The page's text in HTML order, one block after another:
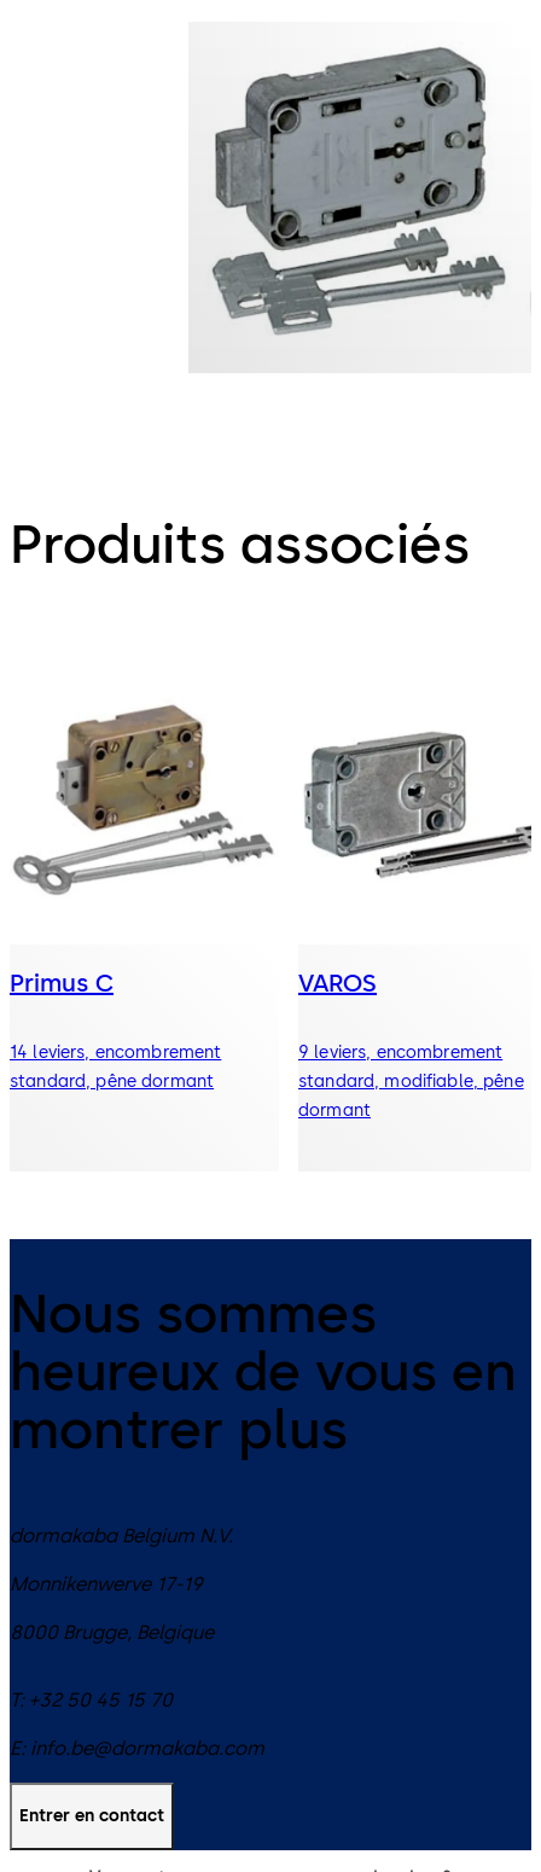
Produits associés
Primus C
14 leviers, encombrement
standard, pêne dormant
VAROS
9 leviers, encombrement
standard, modifiable, pêne
dormant
Nous sommes
heureux de vous en
montrer plus
dormakaba Belgium N.V.
Monnikenwerve 17-19
8000 Brugge, Belgique
T: +32 50 45 15 70
E: info.be@dormakaba.com
Entrer en contact